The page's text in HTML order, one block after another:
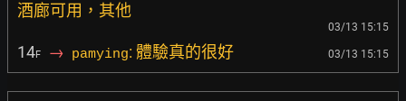
酒廊可用，其他
03/13 15:15
14F → pamying: 體驗真的很好 03/13 15:15